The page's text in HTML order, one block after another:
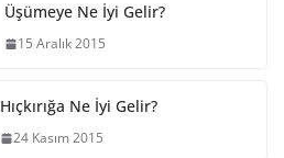
Üşümeye Ne İyi Gelir?
15 Aralık 2015
Hıçkırığa Ne İyi Gelir?
24 Kasım 2015